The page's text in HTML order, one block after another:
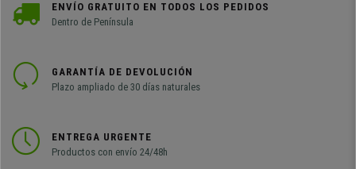
ENVÍO GRATUITO EN TODOS LOS PEDIDOS
Dentro de Península
GARANTÍA DE DEVOLUCIÓN
Plazo ampliado de 30 días naturales
ENTREGA URGENTE
Productos con envío 24/48h